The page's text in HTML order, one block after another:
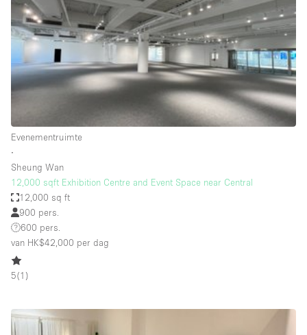
Ontvangsthal
Overige
Restaurant / Bar / Café
Unieke ruimte
Vergaderruimte
Vrachtwagen
Winkel delen
Winkelruimte in winkelcentrum
Kenmerken ruimte
Animals Friendly
Evenementruimte
∙
Sheung Wan
12,000 sqft Exhibition Centre and Event Space near Central
12,000 sq ft
900 pers.
600 pers.
van HK$42,000 per dag
5(1 )